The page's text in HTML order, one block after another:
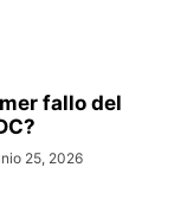
fallo del
25, 2026